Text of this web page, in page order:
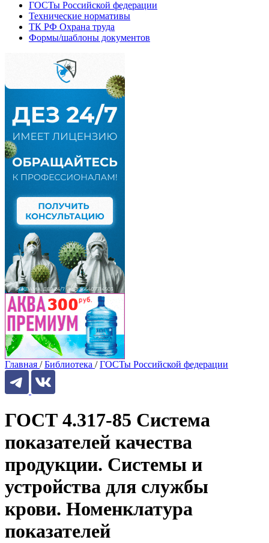
ГОСТы Российской федерации
Технические нормативы
ТК РФ Охрана труда
Формы/шаблоны документов
Главная / Библиотека / ГОСТы Российской федерации
ГОСТ 4.317-85 Система
показателей качества
продукции. Системы и
устройства для службы
крови. Номенклатура
показателей